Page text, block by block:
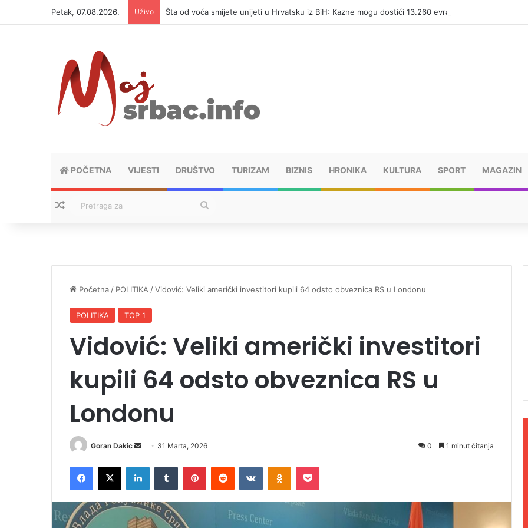
Petak, 07.08.2026. Uživo Šta od voća smijete unijeti u Hrvatsku iz BiH: Kazne mogu dostići 13.260 evra
POČETNA VIJESTI DRUŠTVO TURIZAM BIZNIS HRONIKA KULTURA SPORT MAGAZIN
Nasumični tekstovi
Početna / POLITIKA /Vidović: Veliki američki investitori kupili 64 odsto obveznica RS u Londonu
POLITIKA TOP 1
Vidović: Veliki američki investitori
kupili 64 odsto obveznica RS u
Londonu
Goran Dakic
a
n
31 Marta, 2026 0 1 minut čitanja